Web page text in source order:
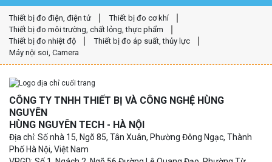
Thiết bị đo điện, điện tử
Thiết bị đo cơ khí
Thiết bị đo môi trường, chất lỏng, thực phẩm
Thiết bị đo nhiệt độ
Thiết bị đo áp suất, thủy lực
Máy nội soi, Camera
CÔNG TY TNHH THIẾT BỊ VÀ CÔNG NGHỆ HÙNG
NGUYÊN
HÙNG NGUYÊN TECH - HÀ NỘI
Địa chỉ: Số nhà 15, Ngõ 85, Tân Xuân, Phường Đông Ngạc, Thành
Phố Hà Nội, Việt Nam